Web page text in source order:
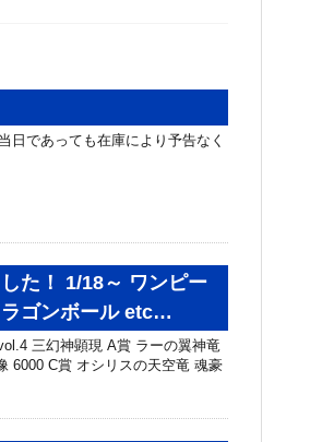
日であっても在庫により予告なく
た！ 1/18～ ワンピー
ラゴンボール etc…
三幻神顕現 A賞 ラーの翼神竜
6000 C賞 オシリスの天空竜 魂豪